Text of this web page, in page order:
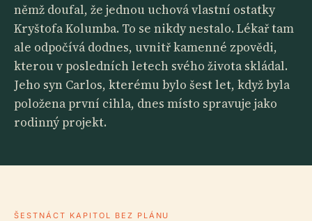
němž doufal, že jednou uchová vlastní ostatky
Kryštofa Kolumba. To se nikdy nestalo. Lékař tam
ale odpočívá dodnes, uvnitř kamenné zpovědi,
kterou v posledních letech svého života skládal.
Jeho syn Carlos, kterému bylo šest let, když byla
položena první cihla, dnes místo spravuje jako
rodinný projekt.
ŠESTNÁCT KAPITOL BEZ PLÁNU